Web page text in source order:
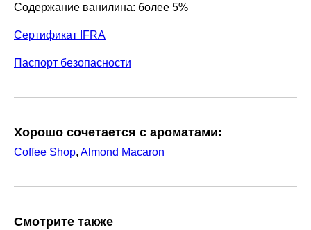
Содержание ванилина: более 5%
Сертификат IFRA
Паспорт безопасности
Хорошо сочетается с ароматами:
Coffee Shop, Almond Macaron
Смотрите также